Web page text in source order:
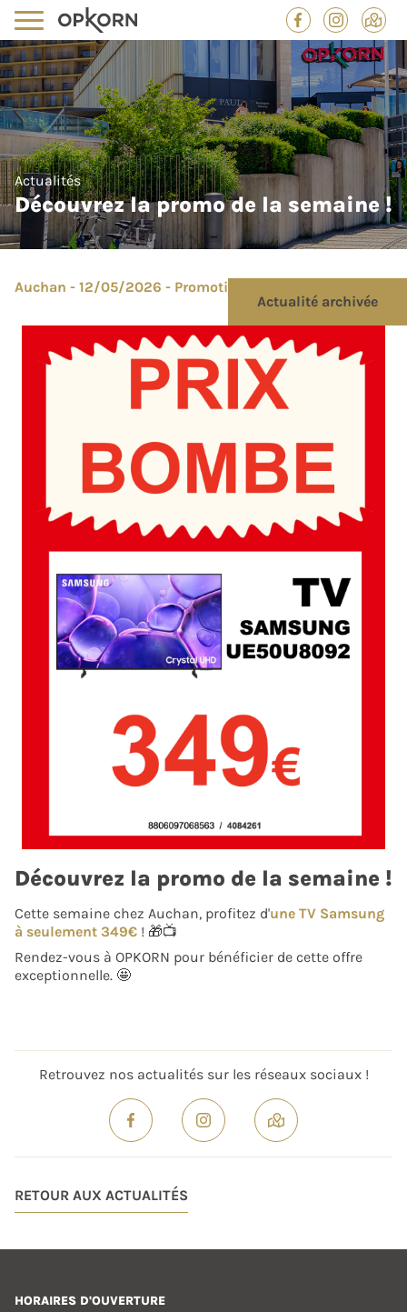
Actualités
Découvrez la promo de la semaine !
Actualité archivée
Auchan - 12/05/2026 - Promotion
Découvrez la promo de la semaine !
Cette semaine chez Auchan, profitez d'une TV Samsung
à seulement 349€ ! 🎁📺
Rendez-vous à OPKORN pour bénéficier de cette offre
exceptionnelle. 🤩
Retrouvez nos actualités sur les réseaux sociaux !
RETOUR AUX ACTUALITÉS
HORAIRES D'OUVERTURE